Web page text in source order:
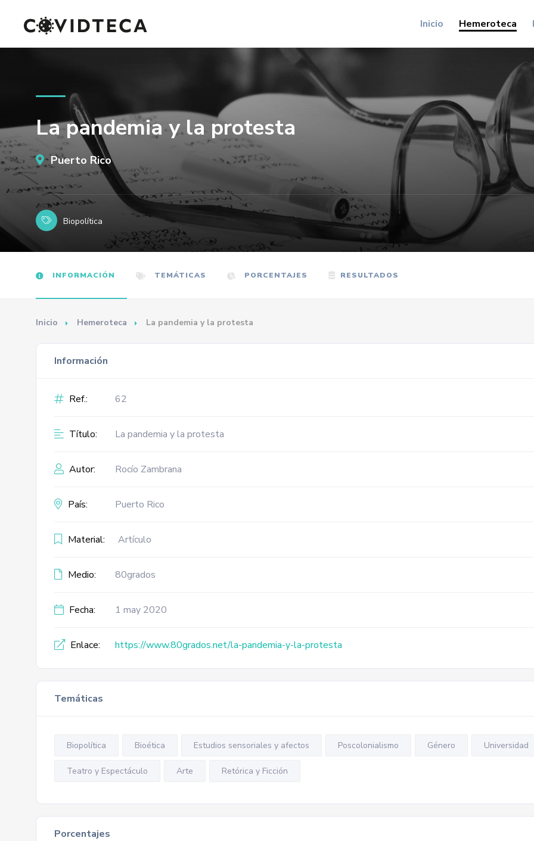
Inicio Hemeroteca
La pandemia y la protesta
Puerto Rico
Biopolítica
INFORMACIÓN TEMÁTICAS PORCENTAJES RESULTADOS
Inicio Hemeroteca La pandemia y la protesta
Información
Ref.: 62
Título: La pandemia y la protesta
Autor: Rocío Zambrana
País: Puerto Rico
Material: Artículo
Medio: 80grados
Fecha: 1 may 2020
Enlace: https://www.80grados.net/la-pandemia-y-la-protesta
Temáticas
Biopolítica Bioética Estudios sensoriales y afectos Poscolonialismo Género Universidad
Teatro y Espectáculo Arte Retórica y Ficción
Porcentajes